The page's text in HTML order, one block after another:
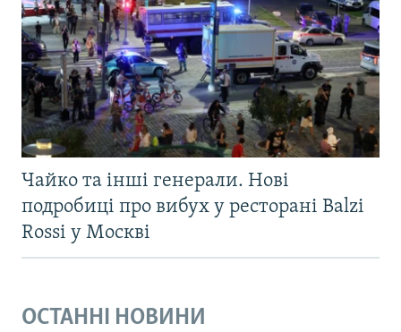
Чайко та інші генерали. Нові
подробиці про вибух у ресторані Balzi
Rossi у Москві
ОСТАННІ НОВИНИ